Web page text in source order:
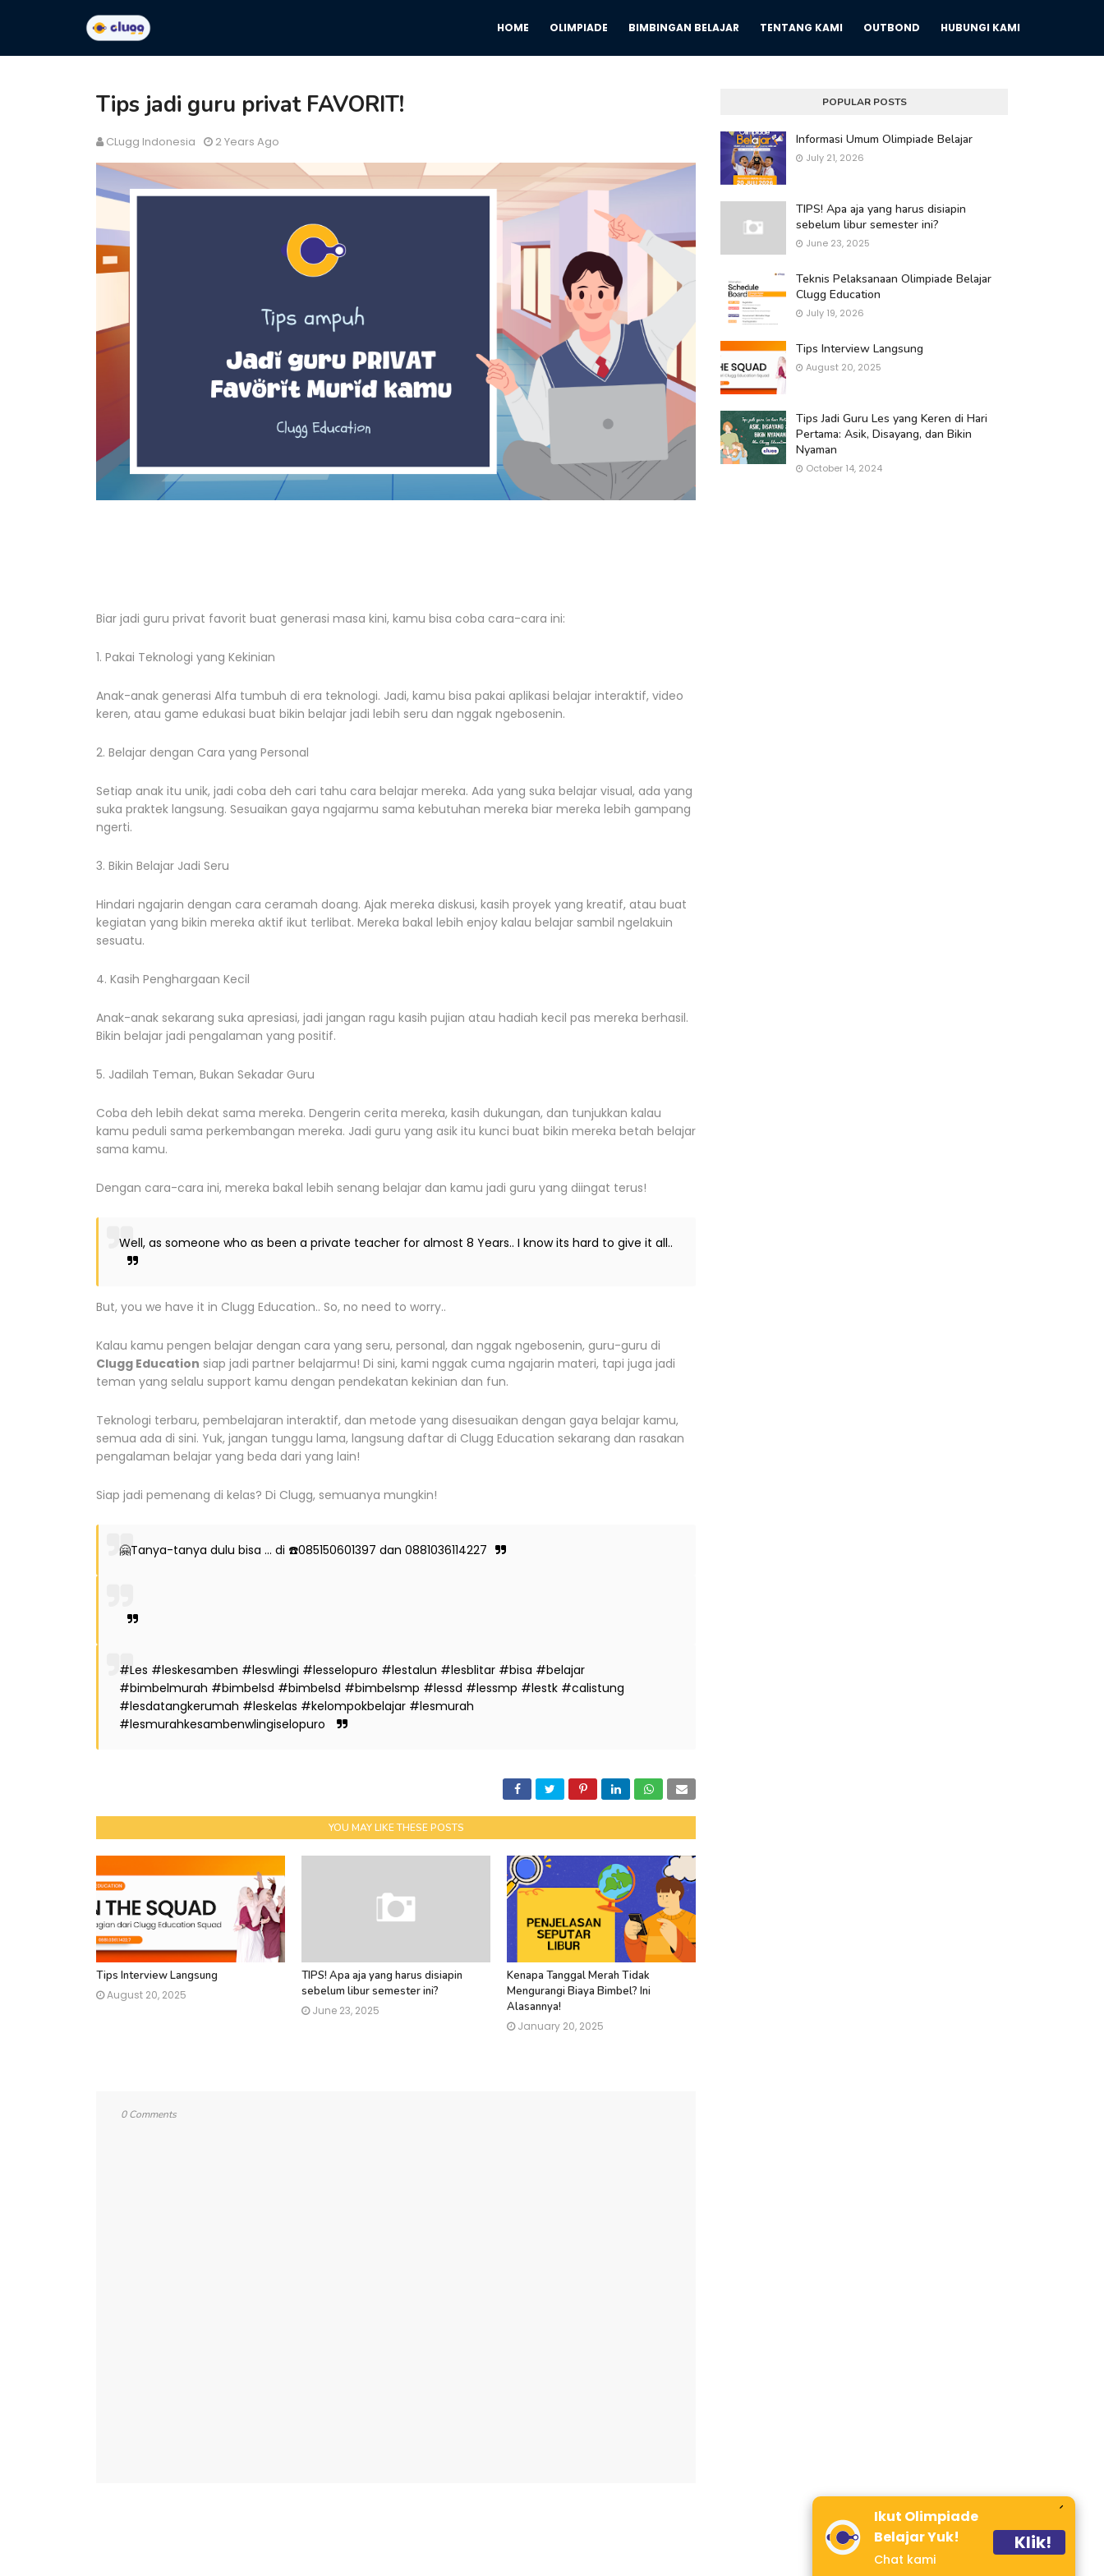
HOME OLIMPIADE BIMBINGAN BELAJAR TENTANG KAMI OUTBOND HUBUNGI KAMI
Tips jadi guru privat FAVORIT!
CLugg Indonesia 2 Years Ago
Biar jadi guru privat favorit buat generasi masa kini, kamu bisa coba cara-cara ini:
1. Pakai Teknologi yang Kekinian
Anak-anak generasi Alfa tumbuh di era teknologi. Jadi, kamu bisa pakai aplikasi belajar interaktif, video
keren, atau game edukasi buat bikin belajar jadi lebih seru dan nggak ngebosenin.
2. Belajar dengan Cara yang Personal
Setiap anak itu unik, jadi coba deh cari tahu cara belajar mereka. Ada yang suka belajar visual, ada yang
suka praktek langsung. Sesuaikan gaya ngajarmu sama kebutuhan mereka biar mereka lebih gampang
ngerti.
3. Bikin Belajar Jadi Seru
Hindari ngajarin dengan cara ceramah doang. Ajak mereka diskusi, kasih proyek yang kreatif, atau buat
kegiatan yang bikin mereka aktif ikut terlibat. Mereka bakal lebih enjoy kalau belajar sambil ngelakuin
sesuatu.
4. Kasih Penghargaan Kecil
Anak-anak sekarang suka apresiasi, jadi jangan ragu kasih pujian atau hadiah kecil pas mereka berhasil.
Bikin belajar jadi pengalaman yang positif.
5. Jadilah Teman, Bukan Sekadar Guru
Coba deh lebih dekat sama mereka. Dengerin cerita mereka, kasih dukungan, dan tunjukkan kalau
kamu peduli sama perkembangan mereka. Jadi guru yang asik itu kunci buat bikin mereka betah belajar
sama kamu.
Dengan cara-cara ini, mereka bakal lebih senang belajar dan kamu jadi guru yang diingat terus!
Well, as someone who as been a private teacher for almost 8 Years.. I know its hard to give it all..
But, you we have it in Clugg Education.. So, no need to worry..
Kalau kamu pengen belajar dengan cara yang seru, personal, dan nggak ngebosenin, guru-guru di
Clugg Education siap jadi partner belajarmu! Di sini, kami nggak cuma ngajarin materi, tapi juga jadi
teman yang selalu support kamu dengan pendekatan kekinian dan fun.
Teknologi terbaru, pembelajaran interaktif, dan metode yang disesuaikan dengan gaya belajar kamu,
semua ada di sini. Yuk, jangan tunggu lama, langsung daftar di Clugg Education sekarang dan rasakan
pengalaman belajar yang beda dari yang lain!
Siap jadi pemenang di kelas? Di Clugg, semuanya mungkin!
🤗Tanya-tanya dulu bisa ... di ☎️085150601397 dan 0881036114227
#Les #leskesamben #leswlingi #lesselopuro #lestalun #lesblitar #bisa #belajar
#bimbelmurah #bimbelsd #bimbelsd #bimbelsmp #lessd #lessmp #lestk #calistung
#lesdatangkerumah #leskelas #kelompokbelajar #lesmurah
#lesmurahkesambenwlingiselopuro
YOU MAY LIKE THESE POSTS
Tips Interview Langsung
August 20, 2025
TIPS! Apa aja yang harus disiapin
sebelum libur semester ini?
June 23, 2025
Kenapa Tanggal Merah Tidak
Mengurangi Biaya Bimbel? Ini
Alasannya!
January 20, 2025
0 Comments
POPULAR POSTS
Informasi Umum Olimpiade Belajar
July 21, 2026
TIPS! Apa aja yang harus disiapin
sebelum libur semester ini?
June 23, 2025
Teknis Pelaksanaan Olimpiade Belajar
Clugg Education
July 19, 2026
Tips Interview Langsung
August 20, 2025
Tips Jadi Guru Les yang Keren di Hari
Pertama: Asik, Disayang, dan Bikin
Nyaman
October 14, 2024
Ikut Olimpiade
Belajar Yuk!
Chat kami
Klik!